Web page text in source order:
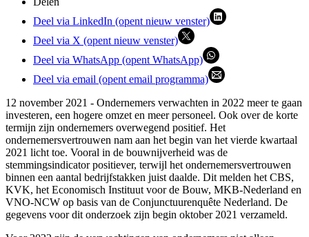
Deel via LinkedIn (opent nieuw venster)
Deel via X (opent nieuw venster)
Deel via WhatsApp (opent WhatsApp)
Deel via email (opent email programma)
12 november 2021 - Ondernemers verwachten in 2022 meer te gaan
investeren, een hogere omzet en meer personeel. Ook over de korte
termijn zijn ondernemers overwegend positief. Het
ondernemersvertrouwen nam aan het begin van het vierde kwartaal
2021 licht toe. Vooral in de bouwnijverheid was de
stemmingsindicator positiever, terwijl het ondernemersvertrouwen
binnen een aantal bedrijfstakken juist daalde. Dit melden het CBS,
KVK, het Economisch Instituut voor de Bouw, MKB-Nederland en
VNO-NCW op basis van de Conjunctuurenquête Nederland. De
gegevens voor dit onderzoek zijn begin oktober 2021 verzameld.